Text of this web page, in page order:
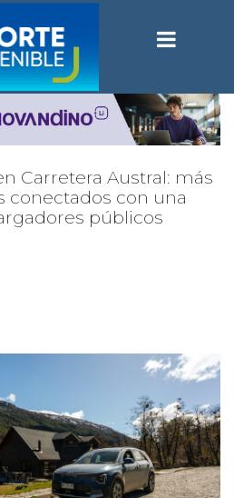
Carretera Austral: más
conectados con una
públicos